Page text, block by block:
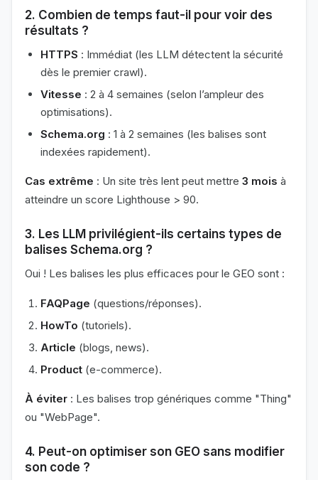
2. Combien de temps faut-il pour voir des
résultats ?
HTTPS : Immédiat (les LLM détectent la sécurité
dès le premier crawl).
Vitesse : 2 à 4 semaines (selon l’ampleur des
optimisations).
Schema.org : 1 à 2 semaines (les balises sont
indexées rapidement).
Cas extrême : Un site très lent peut mettre 3 mois à
atteindre un score Lighthouse > 90.
3. Les LLM privilégient-ils certains types de
balises Schema.org ?
Oui ! Les balises les plus efficaces pour le GEO sont :
FAQPage (questions/réponses).
HowTo (tutoriels).
Article (blogs, news).
Product (e-commerce).
À éviter : Les balises trop génériques comme "Thing"
ou "WebPage".
4. Peut-on optimiser son GEO sans modifier
son code ?